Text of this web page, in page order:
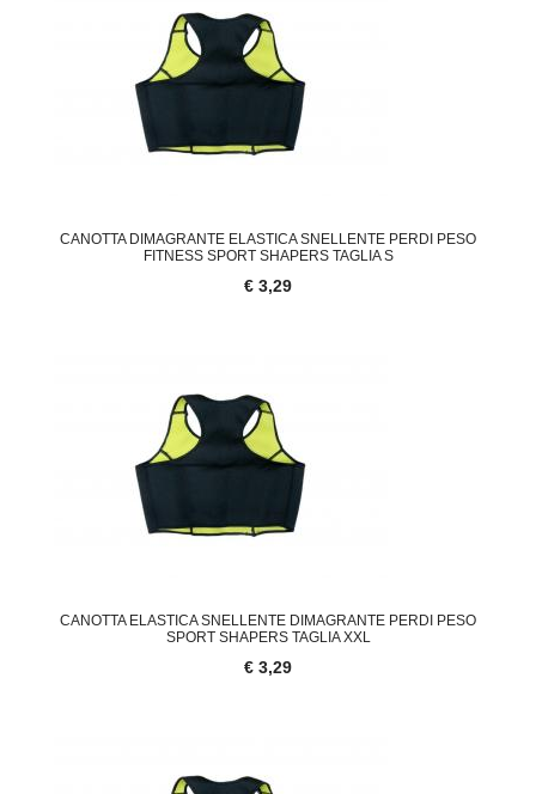
CANOTTA DIMAGRANTE ELASTICA SNELLENTE PERDI PESO
FITNESS SPORT SHAPERS TAGLIA S
€ 3,29
CANOTTA ELASTICA SNELLENTE DIMAGRANTE PERDI PESO
SPORT SHAPERS TAGLIA XXL
€ 3,29